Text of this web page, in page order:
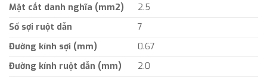
Mặt cắt danh nghĩa (mm2)
2.5
Số sợi ruột dẫn
7
Đường kính sợi (mm)
0.67
Đường kính ruột dẫn (mm)
2.0